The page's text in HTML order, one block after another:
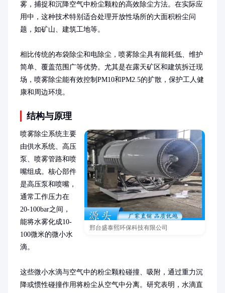
雾，捕捉和沉降空气中粉尘颗粒的高效除尘方法。在实际应
用中，这种技术特别适合处理开放性场所的大面积粉尘问
题，如矿山、建筑工地等。
相比传统的布袋除尘和电除尘，喷雾除尘具有能耗低、维护
简单、覆盖范围广等优势。尤其是在露天矿区和建筑拆迁现
场，喷雾除尘能有效控制PM10和PM2.5的扩散，保护工人健
康和周边环境。
结构与原理
邢台盛泰熙环保科技有限公司
喷雾除尘系统主要
由供水系统、高压
泵、喷雾管路和喷
嘴组成。核心部件
是高压泵和喷嘴，
通常工作压力在
20-100bar之间，
能将水雾化成10-
100微米的微小水
滴。
这些微小水滴与空气中的粉尘颗粒碰撞、吸附，通过重力沉
降或惯性碰撞作用将粉尘从空气中分离。研究表明，水滴直